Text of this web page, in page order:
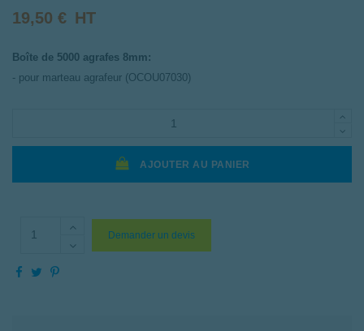
19,50 € HT
Boîte de 5000 agrafes 8mm:
- pour marteau agrafeur (OCOU07030)
AJOUTER AU PANIER
Demander un devis